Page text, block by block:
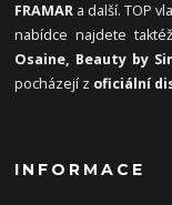
FRAMAR a další. TOP
nabídce najdete
Osaine, Beauty by
pocházejí z oficiální
INFORMACE